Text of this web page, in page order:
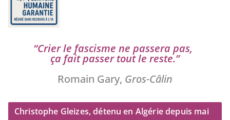
“Crier le fas­cisme ne pas­se­ra pas,
ça fait pas­ser tout le reste.”
Romain Gary, Gros-Câlin
Christophe Gleizes, détenu en Algérie depuis mai